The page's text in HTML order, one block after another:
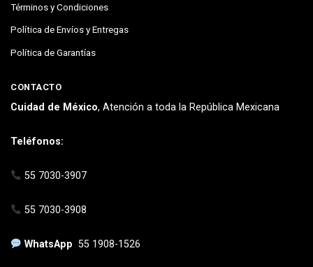
Términos y Condiciones
Política de Envíos y Entregas
Política de Garantías
CONTACTO
Cuidad de México, Atención a toda la República Mexicana
Teléfonos:
55 7030-3907
55 7030-3908
WhatsApp55 1908-1526